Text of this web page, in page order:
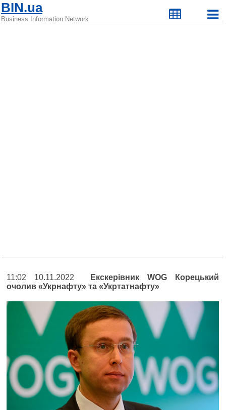
BIN.ua
Business Information Network
11:02 10.11.2022
Екскерівник WOG Корецький
очолив «Укрнафту» та «Укртатнафту»